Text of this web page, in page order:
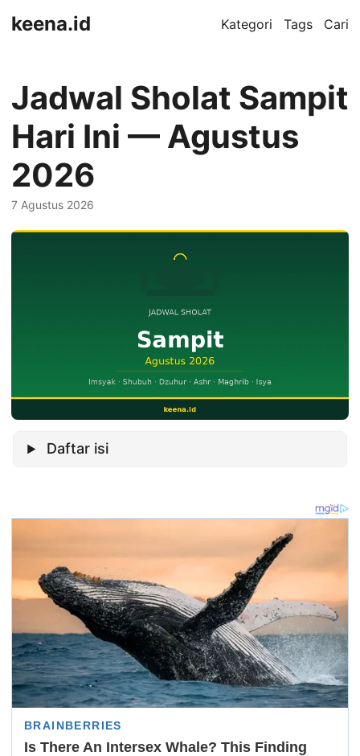
keena.id Kategori Tags Cari
Jadwal Sholat Sampit
Hari Ini — Agustus
2026
7 Agustus 2026
Daftar isi